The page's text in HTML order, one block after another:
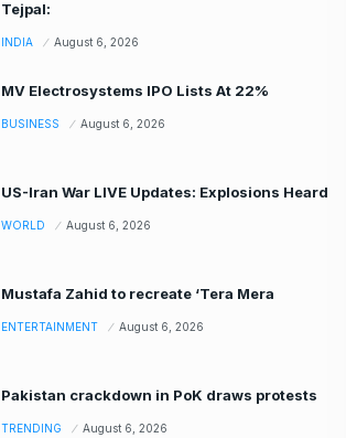
Tejpal:
INDIA August 6, 2026
MV Electrosystems IPO Lists At 22%
BUSINESS August 6, 2026
US-Iran War LIVE Updates: Explosions Heard
WORLD August 6, 2026
Mustafa Zahid to recreate ‘Tera Mera
ENTERTAINMENT August 6, 2026
Pakistan crackdown in PoK draws protests
TRENDING August 6, 2026